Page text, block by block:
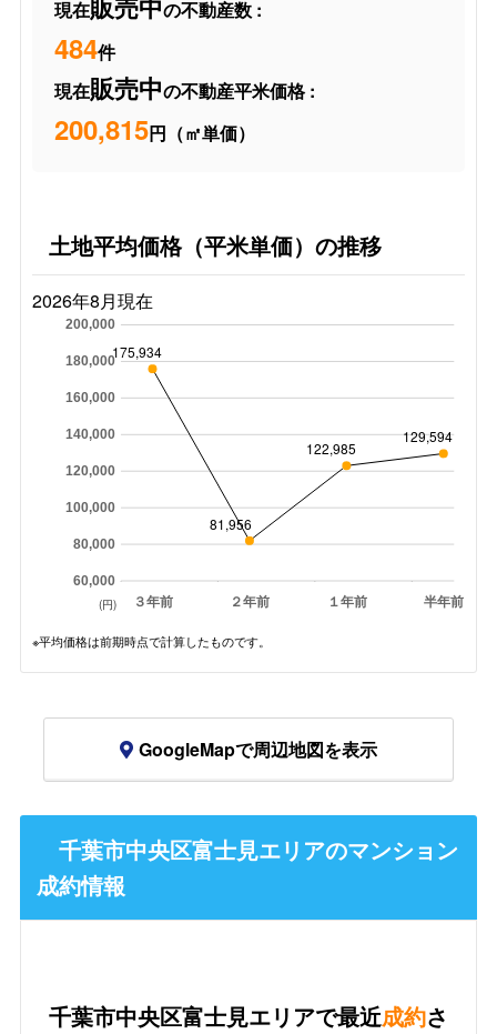
現在 の不動産数 :
484件
現在販売中の不動産平米価格 :
200,815円（㎡単価）
土地平均価格（平米単価）の推移
2026年8月現在
３年前 ２年前 １年前 半年前
60,000
80,000
100,000
120,000
140,000
160,000
180,000
200,000
175,934
81,956
122,985
129,594
(円)
※平均価格は前期時点で計算したものです。
GoogleMapで周辺地図を表示
千葉市中央区富士見エリアのマンション
成約情報
千葉市中央区富士見エリアで最近成約さ